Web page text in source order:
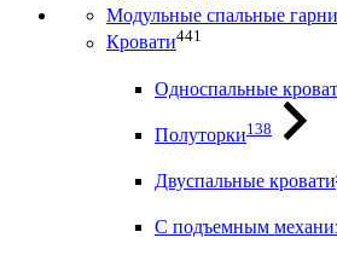
Модульные спальные
Кровати441
Односпальные
Полуторки138
Двуспальные кровати
С подъемным